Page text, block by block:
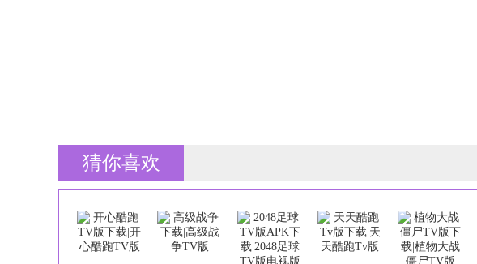
猜你喜欢